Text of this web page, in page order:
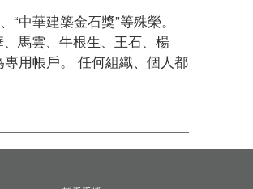
中華建築金石獎”等殊榮。
馬雲、牛根生、王石、楊
用帳戶。 任何組織、個人都